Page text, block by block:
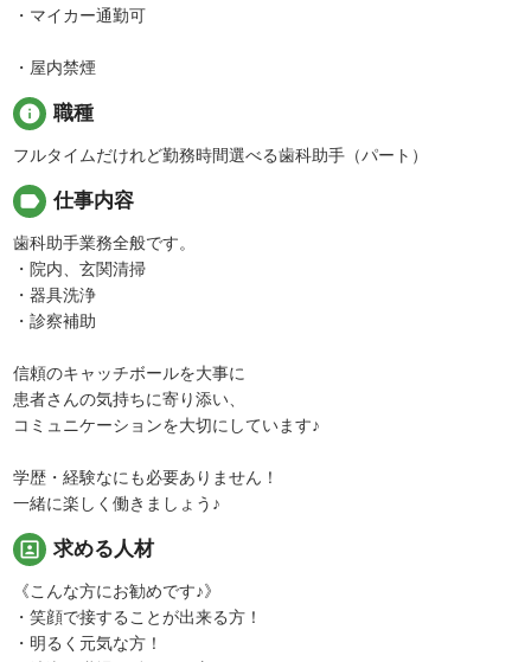
・マイカー通勤可
・屋内禁煙
info 職種
フルタイムだけれど勤務時間選べる歯科助手（パート）
label 仕事内容
歯科助手業務全般です。
・院内、玄関清掃
・器具洗浄
・診察補助
信頼のキャッチボールを大事に
患者さんの気持ちに寄り添い、
コミュニケーションを大切にしています♪
学歴・経験なにも必要ありません！
一緒に楽しく働きましょう♪
portrait 求める人材
《こんな方にお勧めです♪》
・笑顔で接することが出来る方！
・明るく元気な方！